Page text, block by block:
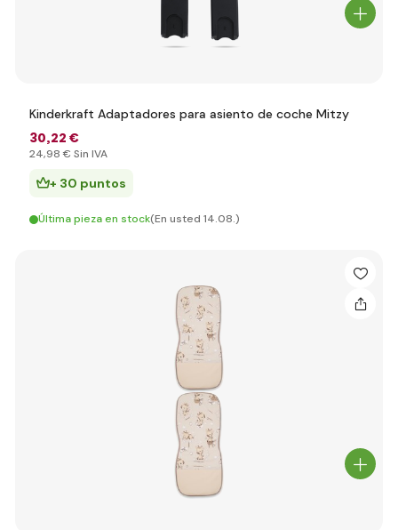
Kinderkraft Adaptadores para asiento de coche Mitzy
30,22 €
24,98 € Sin IVA
+ 30 puntos
Última pieza en stock(En usted 14.08.)